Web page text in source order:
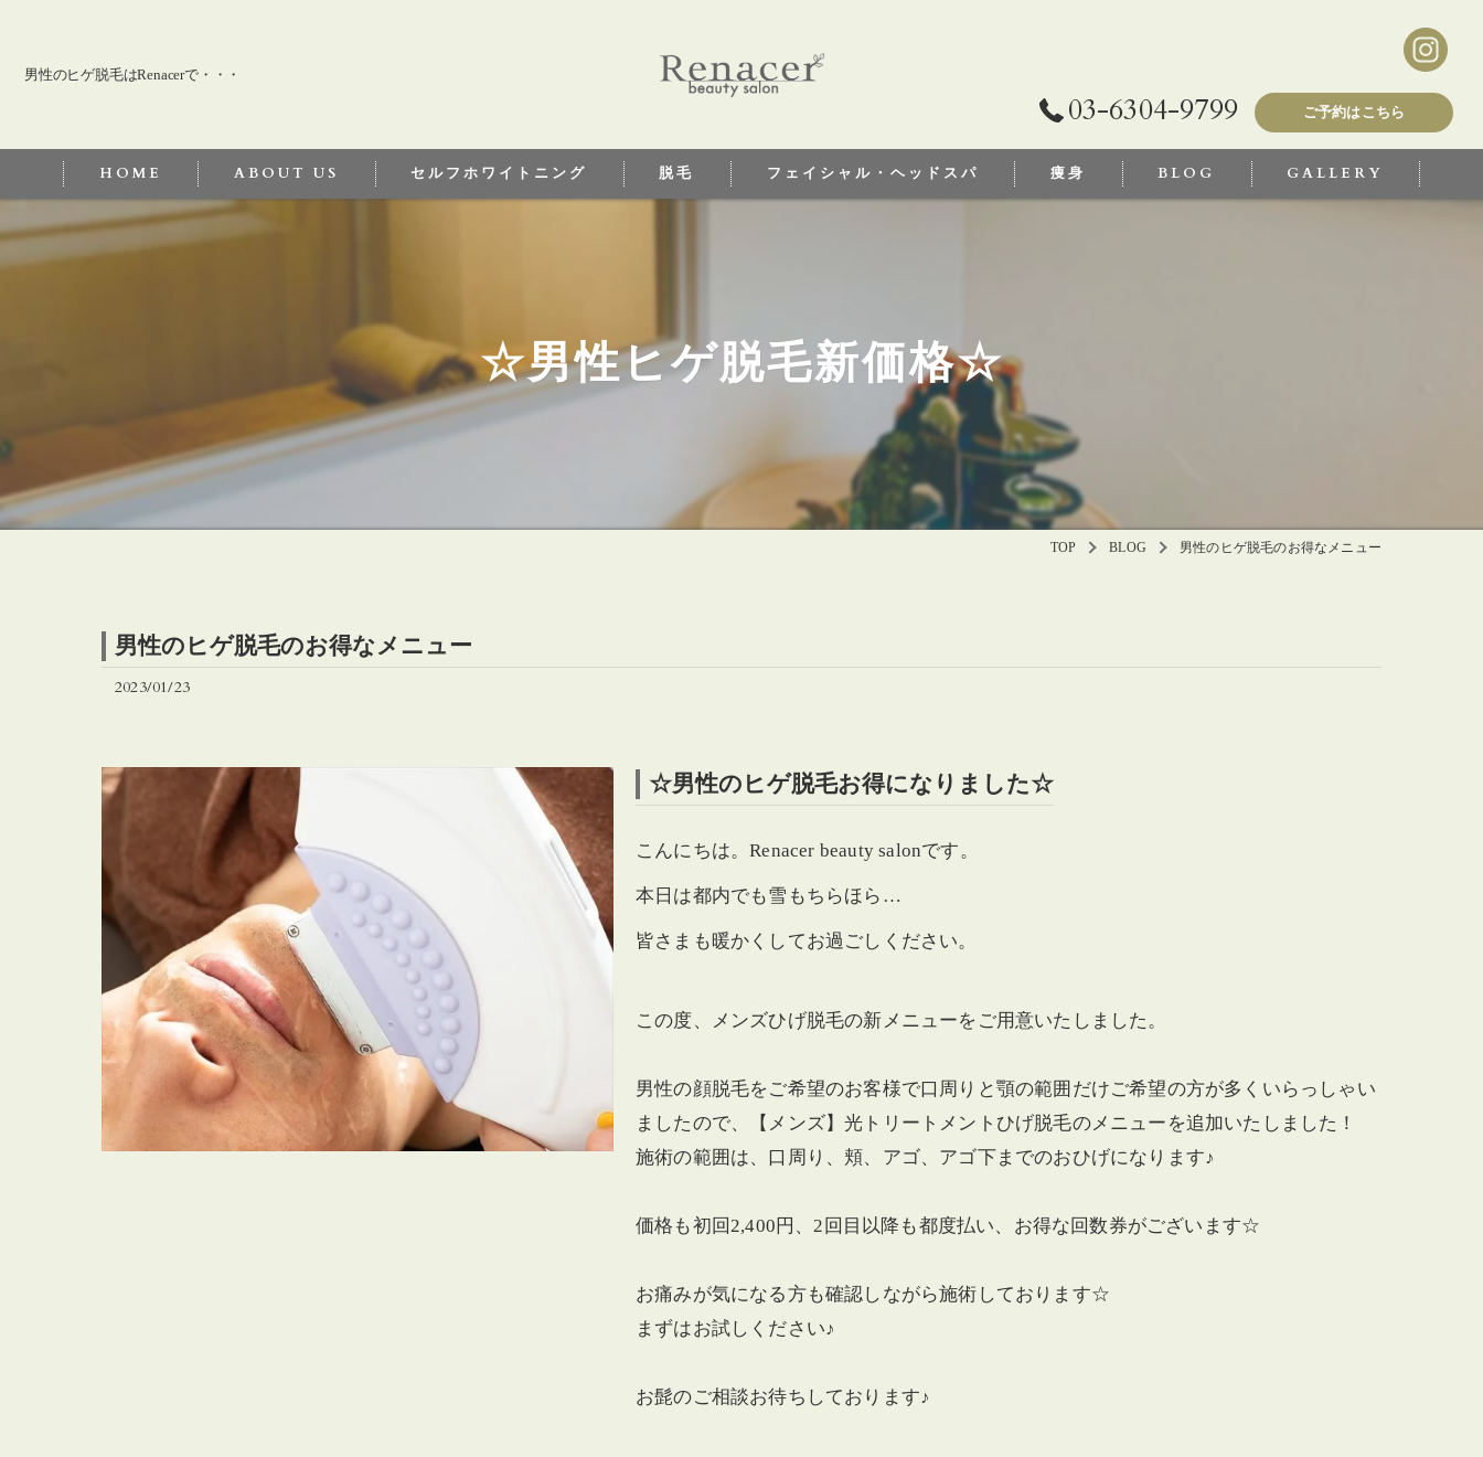
男性のヒゲ脱毛はRenacerで・・・
03-6304-9799 ご予約はこちら
HOME ABOUT US セルフホワイトニング 脱毛 フェイシャル・ヘッドスパ 痩身 BLOG GALLERY
☆男性ヒゲ脱毛新価格☆
TOP BLOG 男性のヒゲ脱毛のお得なメニュー
男性のヒゲ脱毛のお得なメニュー
2023/01/23
☆男性のヒゲ脱毛お得になりました☆
こんにちは。Renacer beauty salonです。
本日は都内でも雪もちらほら…
皆さまも暖かくしてお過ごしください。
この度、メンズひげ脱毛の新メニューをご用意いたしました。
男性の顔脱毛をご希望のお客様で口周りと顎の範囲だけご希望の方が多くいらっしゃい
ましたので、【メンズ】光トリートメントひげ脱毛のメニューを追加いたしました！
施術の範囲は、口周り、頬、アゴ、アゴ下までのおひげになります♪
価格も初回2,400円、2回目以降も都度払い、お得な回数券がございます☆
お痛みが気になる方も確認しながら施術しております☆
まずはお試しください♪
お髭のご相談お待ちしております♪